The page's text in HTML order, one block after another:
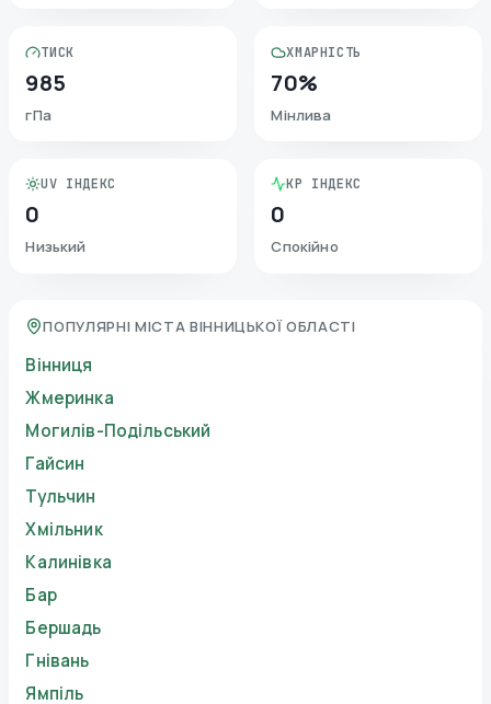
ТИСК
985
гПа
ХМАРНІСТЬ
70%
Мінлива
UV ІНДЕКС
0
Низький
KP ІНДЕКС
0
Спокійно
ПОПУЛЯРНІ МІСТА ВІННИЦЬКОЇ ОБЛАСТІ
Вінниця
Жмеринка
Могилів-Подільський
Гайсин
Тульчин
Хмільник
Калинівка
Бар
Бершадь
Гнівань
Ямпіль